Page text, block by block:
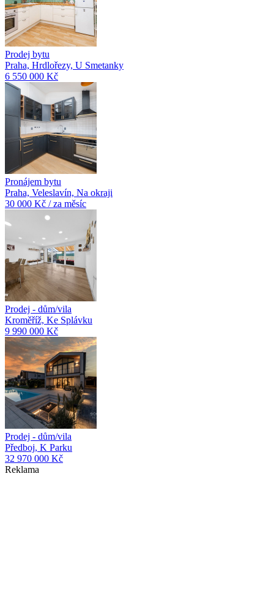
Prodej bytu
Praha, Hrdlořezy, U Smetanky
6 550 000 Kč
Pronájem bytu
Praha, Veleslavín, Na okraji
30 000 Kč / za měsíc
Prodej - dům/vila
Kroměříž, Ke Splávku
9 990 000 Kč
Prodej - dům/vila
Předboj, K Parku
32 970 000 Kč
Reklama